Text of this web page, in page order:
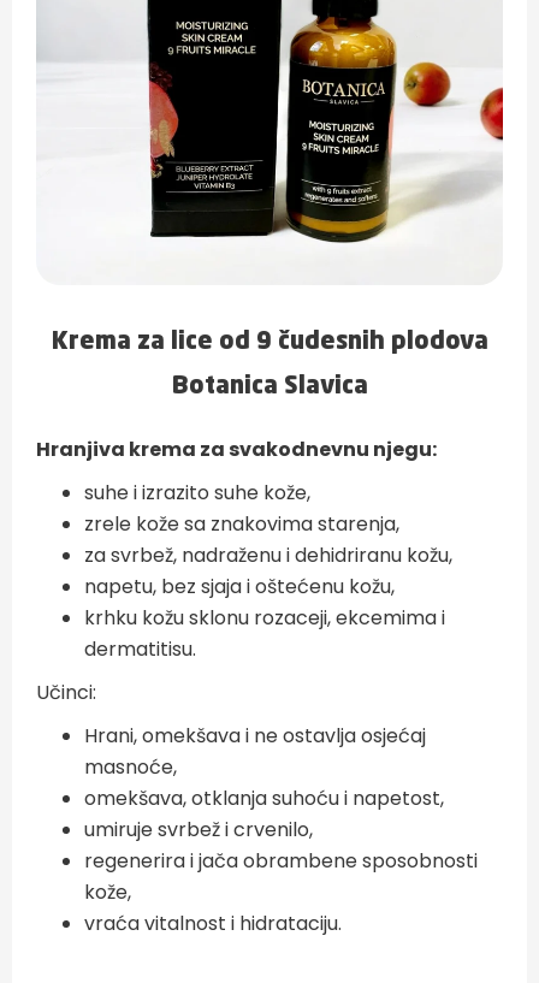
Krema za lice od 9 čudesnih plodova
Botanica Slavica
Hranjiva krema za svakodnevnu njegu:
suhe i izrazito suhe kože,
zrele kože sa znakovima starenja,
za svrbež, nadraženu i dehidriranu kožu,
napetu, bez sjaja i oštećenu kožu,
krhku kožu sklonu rozaceji, ekcemima i
dermatitisu.
Učinci:
Hrani, omekšava i ne ostavlja osjećaj
masnoće,
omekšava, otklanja suhoću i napetost,
umiruje svrbež i crvenilo,
regenerira i jača obrambene sposobnosti
kože,
vraća vitalnost i hidrataciju.